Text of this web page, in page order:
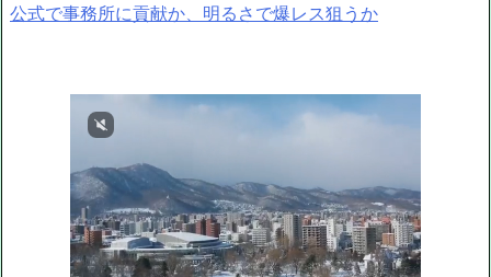
公式で事務所に貢献か、明るさで爆レス狙うか